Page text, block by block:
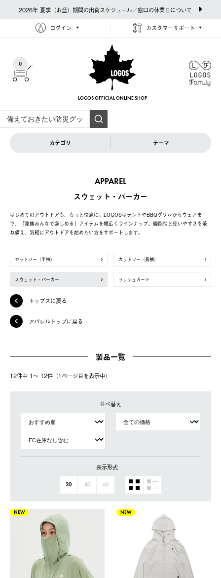
2026年 夏季（お盆）期間の出荷スケジュール／窓口の休業日について
ログイン カスタマーサポート
0
LOGOS OFFICIAL ONLINE SHOP
カテゴリ テーマ
APPAREL
スウェット・パーカー
はじめてのアウトドアも、もっと快適に。LOGOSはテントやBBQグリルからウェアま
で、「家族みんなで楽しめる」アイテムを幅広くラインナップ。機能性と使いやすさを兼
ね備え、気軽にアウトドアを始めたい方をサポートします。
カットソー（半袖） カットソー（長袖）
スウェット・パーカー ラッシュガード
トップスに戻る
アパレルトップに戻る
製品一覧
12件中 1〜 12件（1ページ⽬を表⽰中）
並べ替え
表示形式
20 40 60
NEW NEW